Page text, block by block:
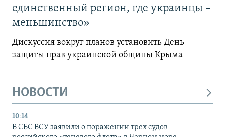
единственный регион, где украинцы –
меньшинство»
Дискуссия вокруг планов установить День
защиты прав украинской общины Крыма
НОВОСТИ
10:14
В СБС ВСУ заявили о поражении трех судов